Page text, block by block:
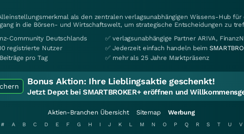
als den zentralen verlagsunabhängigen Wissens-Hub
in die Börsen- und Wirtschaftswelt, um strategische Entscheidungen zu
Community Deutschlands
registrierte Nutzer
pro Tag
✅ verlagsunabhängige Partner ARIVA,
✅ Jederzeit einfach handeln beim
✅ mehr als 25 Jahre Marktpräsenz
Bonus Aktion: Ihre Lieblingsaktie geschenkt!
Jetzt Depot bei SMARTBROKER+ eröffnen und
Aktien-Branchen Übersicht Sitemap Werbung
# A B C D E F G H I J K L M N O P Q R S T U V